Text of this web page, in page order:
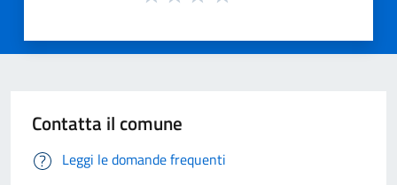
Contatta il comune
Leggi le domande frequenti